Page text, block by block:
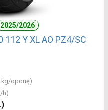
2025/2026
112 Y XL AO PZ4/SC
kg/oponę)
h)